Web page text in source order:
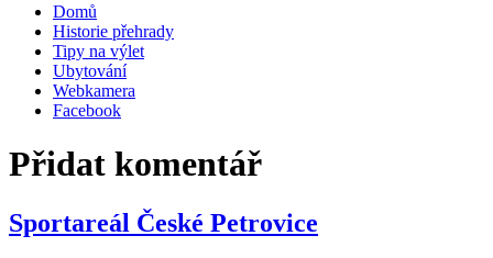
Domů
Historie přehrady
Tipy na výlet
Ubytování
Webkamera
Facebook
Přidat komentář
Sportareál České Petrovice